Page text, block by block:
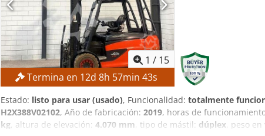
1 / 15
Termina en 12d 8h 57min 42s
Estado: listo para usar (usado), Funcionalidad: totalmente
H2X388V02102, Año de fabricación: 2019, horas de
kg, altura de elevación: 4.070 mm, tipo de mástil: dúplex, peso en